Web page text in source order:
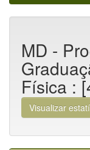
MD -
Física :
Visualizar